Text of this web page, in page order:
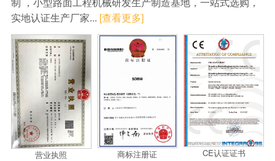
实地认证生产厂家... [查看更多]
营业执照 商标注册证 CE认证证书